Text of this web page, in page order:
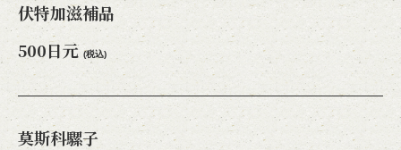
伏特加滋補品
500日元 (税込)
莫斯科騾子